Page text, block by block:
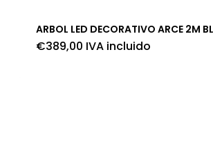
ARBOL LED DECORATIVO ARCE 2M
€389,00 IVA incluido